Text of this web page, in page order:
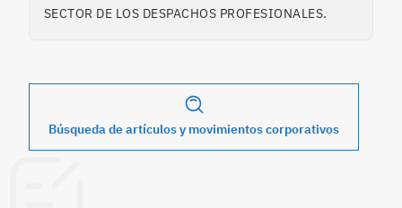
SECTOR DE LOS DESPACHOS PROFESIONALES.
Búsqueda de artículos y movimientos corporativos